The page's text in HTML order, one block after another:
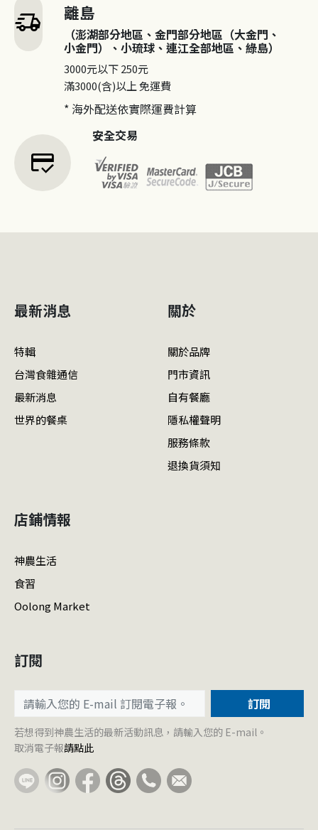
delivery_truck_speed 離島
（澎湖部分地區、金門部分地區（大金門、
小金門）、小琉球、連江全部地區、綠島）
3000元以下250元
滿3000(含)以上免運費
* 海外配送依實際運費計算
credit_score
安全交易
最新消息
特輯
台灣食雜通信
最新消息
世界的餐桌
關於
關於品牌
門市資訊
自有餐廳
隱私權聲明
服務條款
退換貨須知
店鋪情報
神農生活
食習
Oolong Market
訂閱
訂閱
若想得到神農生活的最新活動訊息，請輸入您的 E-mail。
取消電子報請點此